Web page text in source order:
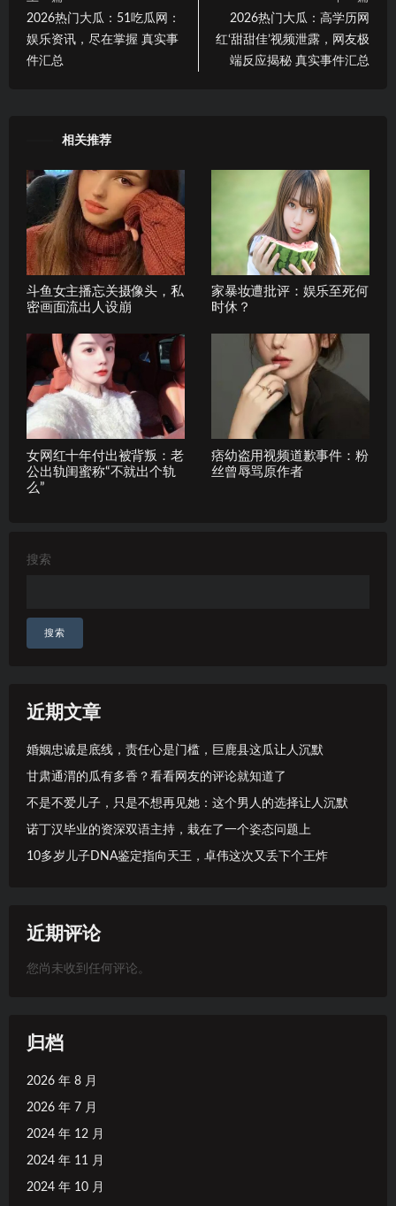
2026热门大瓜：51吃瓜网：
娱乐资讯，尽在掌握 真实事
件汇总
2026热门大瓜：高学历网
红‘甜甜佳’视频泄露，网友极
端反应揭秘 真实事件汇总
相关推荐
斗鱼女主播忘关摄像头，私
密画面流出人设崩
家暴妆遭批评：娱乐至死何
时休？
女网红十年付出被背叛：老
公出轨闺蜜称“不就出个轨
么”
痞幼盗用视频道歉事件：粉
丝曾辱骂原作者
搜索
搜索
近期文章
婚姻忠诚是底线，责任心是门槛，巨鹿县这瓜让人沉默
甘肃通渭的瓜有多香？看看网友的评论就知道了
不是不爱儿子，只是不想再见她：这个男人的选择让人沉默
诺丁汉毕业的资深双语主持，栽在了一个姿态问题上
10多岁儿子DNA鉴定指向天王，卓伟这次又丢下个王炸
近期评论
您尚未收到任何评论。
归档
2026 年 8 月
2026 年 7 月
2024 年 12 月
2024 年 11 月
2024 年 10 月